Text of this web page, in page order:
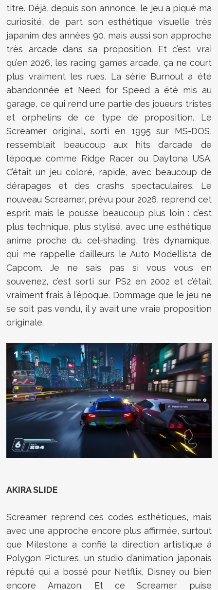
titre. Déjà, depuis son annonce, le jeu a piqué ma
curiosité, de part son esthétique visuelle très
japanim des années 90, mais aussi son approche
très arcade dans sa proposition. Et c’est vrai
qu’en 2026, les racing games arcade, ça ne court
plus vraiment les rues. La série Burnout a été
abandonnée et Need for Speed a été mis au
garage, ce qui rend une partie des joueurs tristes
et orphelins de ce type de proposition. Le
Screamer original, sorti en 1995 sur MS-DOS,
ressemblait beaucoup aux hits d’arcade de
l’époque comme Ridge Racer ou Daytona USA.
C’était un jeu coloré, rapide, avec beaucoup de
dérapages et des crashs spectaculaires. Le
nouveau Screamer, prévu pour 2026, reprend cet
esprit mais le pousse beaucoup plus loin : c’est
plus technique, plus stylisé, avec une esthétique
anime proche du cel-shading, très dynamique,
qui me rappelle d’ailleurs le Auto Modellista de
Capcom. Je ne sais pas si vous vous en
souvenez, c’est sorti sur PS2 en 2002 et c’était
vraiment frais à l’époque. Dommage que le jeu ne
se soit pas vendu, il y avait une vraie proposition
originale.
AKIRA SLIDE
Screamer reprend ces codes esthétiques, mais
avec une approche encore plus affirmée, surtout
que Milestone a confié la direction artistique à
Polygon Pictures, un studio d’animation japonais
réputé qui a bossé pour Netflix, Disney ou bien
encore Amazon. Et ce Screamer puise